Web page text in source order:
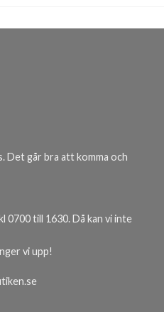
Det går bra att komma och
0700 till 1630. Då kan vi inte
vi upp!